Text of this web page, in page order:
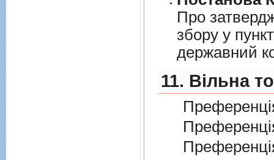
Про
збору у
державний
11. Вільна